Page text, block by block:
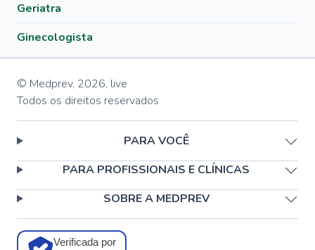
Geriatra
Ginecologista
© Medprev, 2026, live
Todos os direitos reservados
PARA VOCÊ
PARA PROFISSIONAIS E CLÍNICAS
SOBRE A MEDPREV
Verificada por